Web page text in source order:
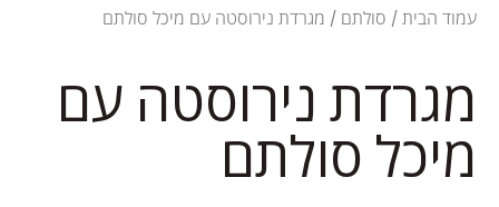
עמוד הבית / סולתם / מגרדת נירוסטה עם מיכל סולתם
מגרדת נירוסטה עם
מיכל סולתם